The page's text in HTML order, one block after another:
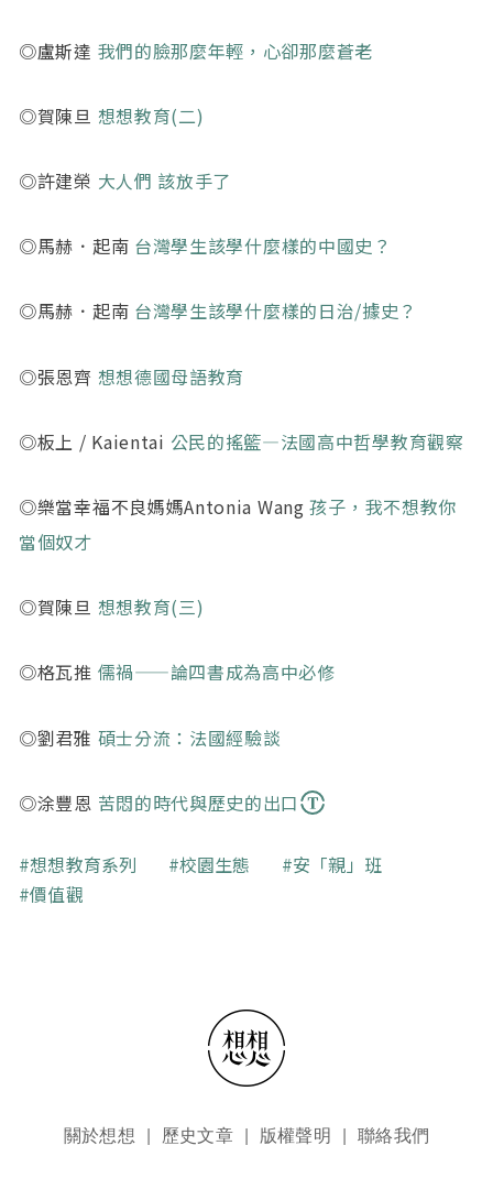
◎盧斯達 我們的臉那麼年輕，心卻那麼蒼老
◎賀陳旦 想想教育(二)
◎許建榮 大人們 該放手了
◎馬赫．起南 台灣學生該學什麼樣的中國史？
◎馬赫．起南 台灣學生該學什麼樣的日治/據史？
◎張恩齊 想想德國母語教育
◎板上 / Kaientai 公民的搖籃—法國高中哲學教育觀察
◎樂當幸福不良媽媽Antonia Wang孩子，我不想教你
當個奴才
◎賀陳旦 想想教育(三)
◎格瓦推 儒禍——論四書成為高中必修
◎劉君雅 碩士分流：法國經驗談
◎涂豐恩 苦悶的時代與歷史的出口
關鍵字
想想教育系列 校園生態
安「親」班
價值觀
頁尾選單關於想想 歷史文章 版權聲明 聯絡我們